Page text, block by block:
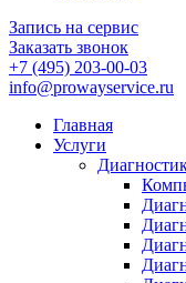
Запись на сервис
Заказать звонок
+7 (495) 203-00-03
info@prowayservice.ru
Главная
Услуги